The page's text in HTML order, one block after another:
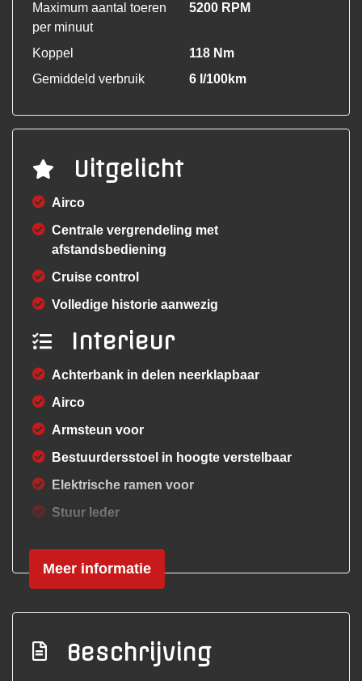
Maximum aantal toeren
per minuut
5200 RPM
Koppel
118 Nm
Gemiddeld verbruik
6 l/100km
Uitgelicht
Airco
Centrale vergrendeling met
afstandsbediening
Cruise control
Volledige historie aanwezig
Interieur
Achterbank in delen neerklapbaar
Airco
Armsteun voor
Bestuurdersstoel in hoogte verstelbaar
Elektrische ramen voor
Stuur leder
Stuurbekrachtiging
Anti blokkeer systeem
Meer informatie
Beschrijving